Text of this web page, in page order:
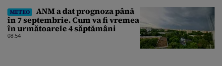
METEO
ANM a dat prognoza până
în 7 septembrie. Cum va fi vremea
în următoarele 4 săptămâni
08:54